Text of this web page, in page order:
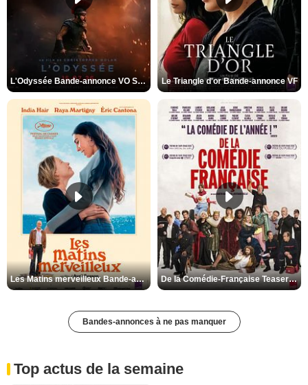
L'Odyssée Bande-annonce VO STFR Le Triangle d'or Bande-annonce VF
Les Matins merveilleux Bande-annonce VF De la Comédie-Française Teaser VF
Bandes-annonces à ne pas manquer
Top actus de la semaine